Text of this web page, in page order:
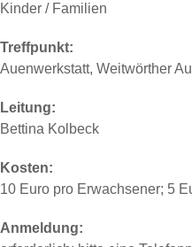
Kinder / Familien
Treffpunkt:
Auenwerkstatt, Weitwörther Au
Leitung:
Bettina Kolbeck
Kosten:
10 Euro pro Erwachsener; 5
Anmeldung: